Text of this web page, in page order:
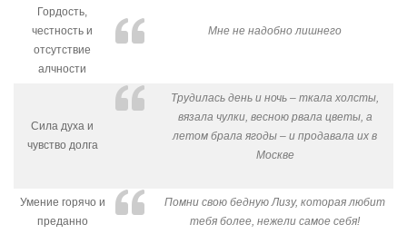
Гордость,
честность и
отсутствие
алчности
Мне не надобно лишнего
Сила духа и
чувство долга
Трудилась день и ночь – ткала холсты,
вязала чулки, весною рвала цветы, а
летом брала ягоды – и продавала их в
Москве
Умение горячо и
преданно
Помни свою бедную Лизу, которая любит
тебя более, нежели самое себя!